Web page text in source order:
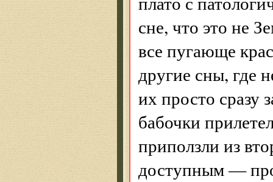
сне, что это не
все пугающе
другие сны, где
их просто
бабочки
приползли из
доступным —